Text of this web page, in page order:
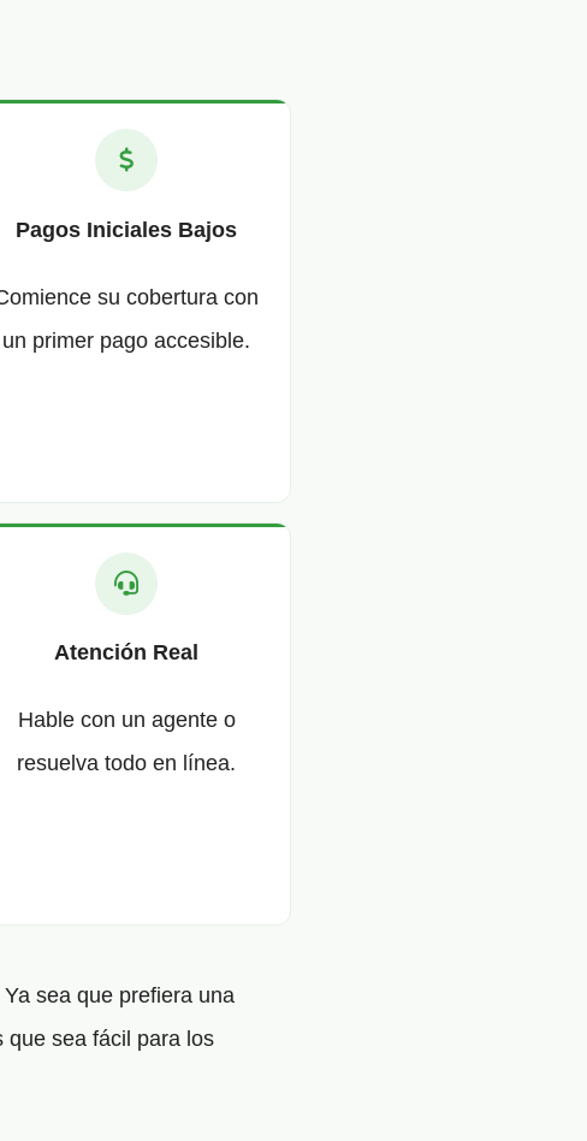
Pagos Iniciales Bajos
su cobertura con
un primer pago accesible.
Atención Real
Hable con un agente o
resuelva todo en línea.
sea que prefiera una
que sea fácil para los